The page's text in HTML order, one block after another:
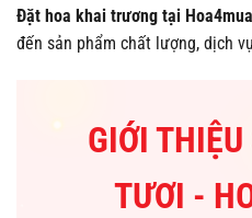
Đặt hoa khai trương tại
đến sản phẩm chất lượng, dịch
GIỚI
TƯƠI -